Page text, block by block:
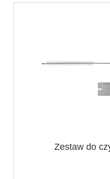
Zestaw do